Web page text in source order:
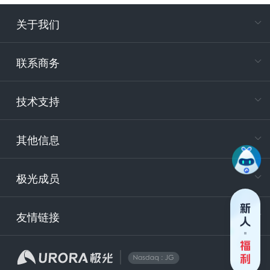
关于我们
联系商务
技术支持
其他信息
极光成员
友情链接
电
400-
技
安
企